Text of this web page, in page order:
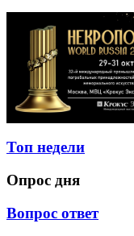
Топ недели
Опрос дня
Вопрос ответ